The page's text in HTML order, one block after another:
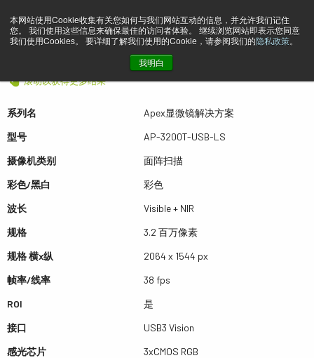
本网站使用Cookie收集有关您如何与我们网站互动的信息，并允许我们记住
您。 我们使用这些信息来确保最佳的访问者体验。 继续浏览网站即表示您同意
我们使用Cookies。 要详细了解我们使用的Cookie，请参阅我们的隐私政策。
我明白
预览 AP-3200T-USB-LS
滚动以获得更多结果
系列名
Apex显微镜解决方案
型号
AP-3200T-USB-LS
摄像机类别
面阵扫描
彩色/黑白
彩色
波长
Visible + NIR
规格
3.2 百万像素
规格 横x纵
2064 x 1544 px
帧率/线率
38 fps
ROI
是
接口
USB3 Vision
感光芯片
3xCMOS RGB